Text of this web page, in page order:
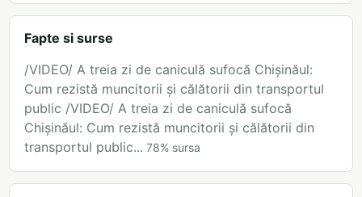
Fapte si surse
/VIDEO/ A treia zi de caniculă sufocă Chișinăul:
Cum rezistă muncitorii și călătorii din transportul
public /VIDEO/ A treia zi de caniculă sufocă
Chișinăul: Cum rezistă muncitorii și călătorii din
transportul public... 78% sursa